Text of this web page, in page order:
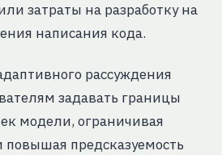
затраты на разработку на
написания кода.
рассуждения
задавать границы
модели, ограничивая
предсказуемость